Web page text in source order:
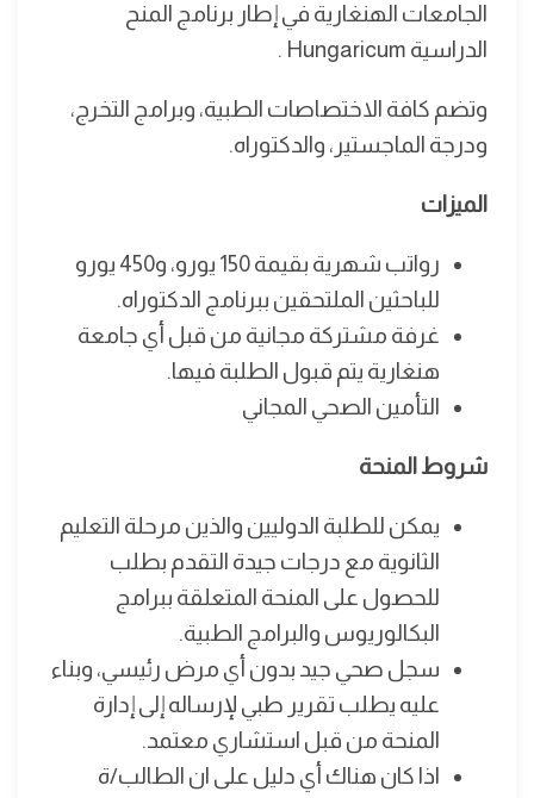
الجامعات الهنغارية في إطار برنامج المنح
الدراسية Hungaricum .
وتضم كافة الاختصاصات الطبية، وبرامج التخرج،
ودرجة الماجستير، والدكتوراه.
الميزات
رواتب شهرية بقيمة 150 يورو، و450 يورو
للباحثين الملتحقين ببرنامج الدكتوراه.
غرفة مشتركة مجانية من قبل أي جامعة
هنغارية يتم قبول الطلبة فيها.
التأمين الصحي المجاني
شروط المنحة
يمكن للطلبة الدوليين والذين مرحلة التعليم
الثانوية مع درجات جيدة التقدم بطلب
للحصول على المنحة المتعلقة ببرامج
البكالوريوس والبرامج الطبية.
سجل صحي جيد بدون أي مرض رئيسي، وبناء
عليه يطلب تقرير طبي لإرساله إلى إدارة
المنحة من قبل استشاري معتمد.
اذا كان هناك أي دليل على ان الطالب/ة